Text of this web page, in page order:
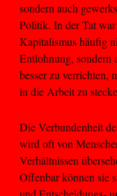
sondern auch
Politik. In der Tat
Kapitalismus häufig
Entlohnung, sondern
besser zu verrichten,
in die Arbeit zu
Die Verbundenheit
wird oft von
Verhältnissen
Offenbar können sie